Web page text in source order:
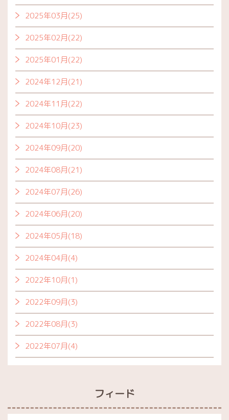
2025年03月(25)
2025年02月(22)
2025年01月(22)
2024年12月(21)
2024年11月(22)
2024年10月(23)
2024年09月(20)
2024年08月(21)
2024年07月(26)
2024年06月(20)
2024年05月(18)
2024年04月(4)
2022年10月(1)
2022年09月(3)
2022年08月(3)
2022年07月(4)
フィード